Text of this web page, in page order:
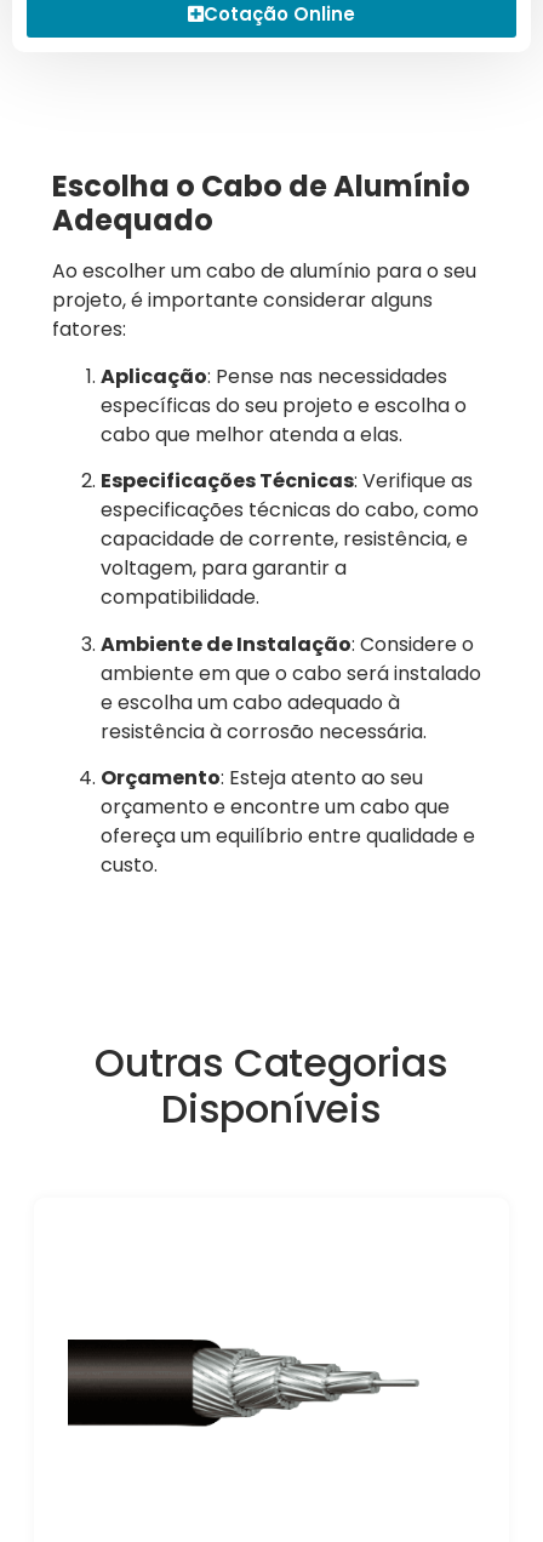
Cotação Online
Escolha o Cabo de Alumínio
Adequado
Ao escolher um cabo de alumínio para o seu
projeto, é importante considerar alguns
fatores:
Aplicação: Pense nas necessidades
específicas do seu projeto e escolha o
cabo que melhor atenda a elas.
Especificações Técnicas: Verifique as
especificações técnicas do cabo, como
capacidade de corrente, resistência, e
voltagem, para garantir a
compatibilidade.
Ambiente de Instalação: Considere o
ambiente em que o cabo será instalado
e escolha um cabo adequado à
resistência à corrosão necessária.
Orçamento: Esteja atento ao seu
orçamento e encontre um cabo que
ofereça um equilíbrio entre qualidade e
custo.
Outras Categorias
Disponíveis